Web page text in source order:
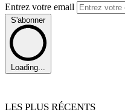
Entrez votre email
S'abonner
Loading...
LES PLUS RÉCENTS